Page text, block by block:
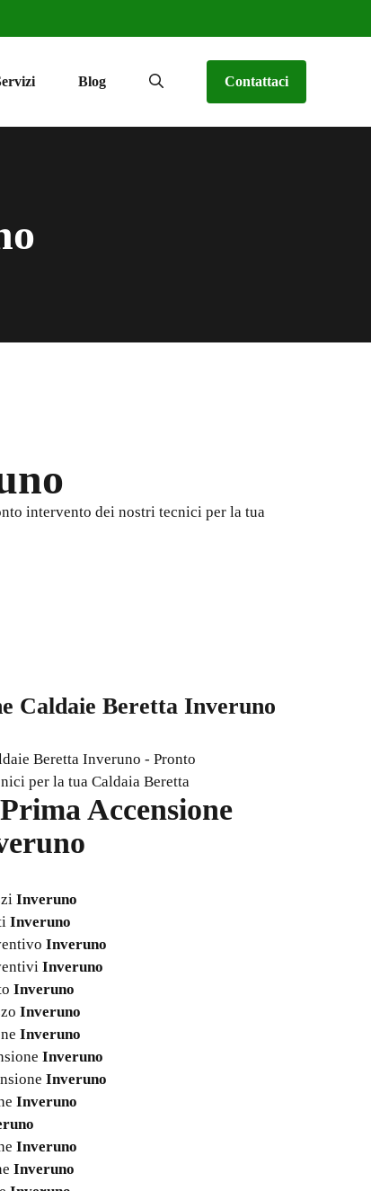
Blog Contattaci
intervento dei nostri tecnici per la tua
Caldaie Beretta Inveruno
Prima Accensione
Inveruno
Inveruno
Inveruno
Inveruno
Inveruno
Inveruno
Inveruno
Inveruno
Inveruno
Inveruno
Inveruno
Inveruno